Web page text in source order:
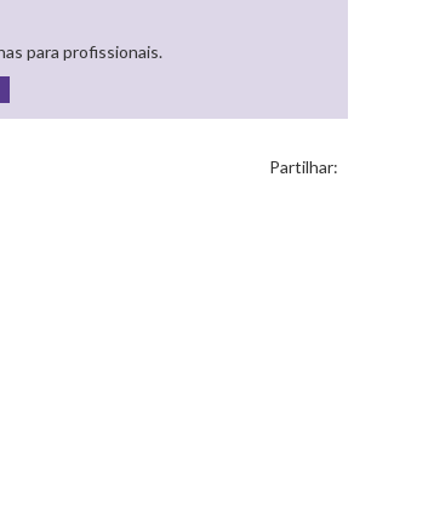
para profissionais.
Partilhar: